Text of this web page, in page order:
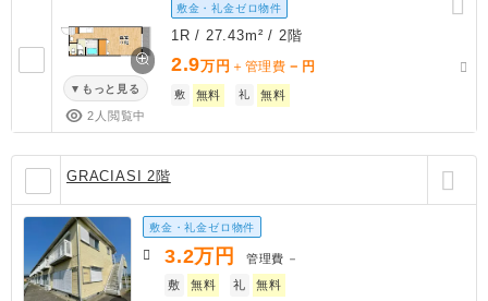
もっと見る
2人閲覧中
敷金・礼金ゼロ物件
1R / 27.43m² / 2階
2.9万円 ＋管理費 － 円
敷 無料 礼 無料
GRACIASI 2階
敷金・礼金ゼロ物件
3.2万円 管理費 －
敷
無料 礼 無料